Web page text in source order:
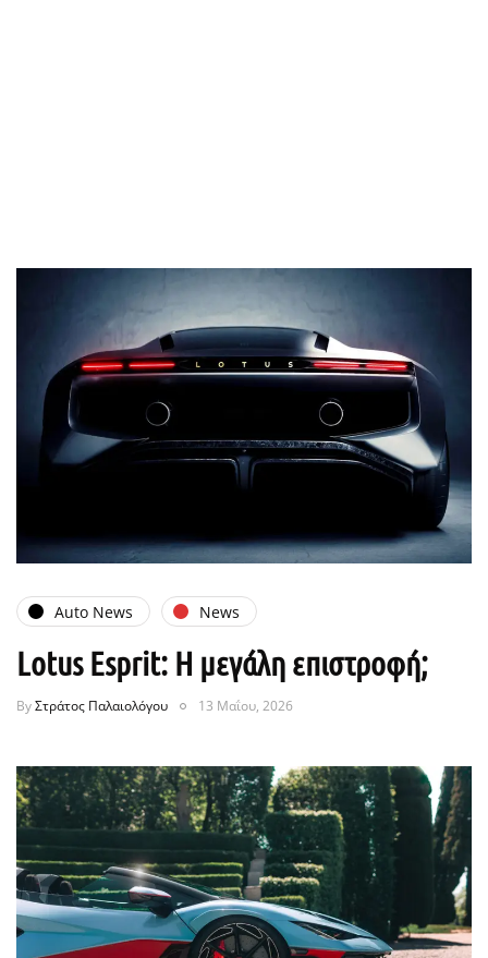
Auto News News
Lotus Esprit: Η μεγάλη επιστροφή;
ByΣτράτος Παλαιολόγου 13 Μαΐου, 2026